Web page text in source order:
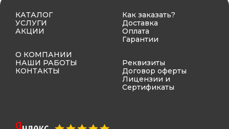
КАТАЛОГ
УСЛУГИ
АКЦИИ
О КОМПАНИИ
НАШИ РАБОТЫ
КОНТАКТЫ
Как заказать?
Доставка
Оплата
Гарантии
Реквизиты
Договор оферты
Лицензии и
Сертификаты